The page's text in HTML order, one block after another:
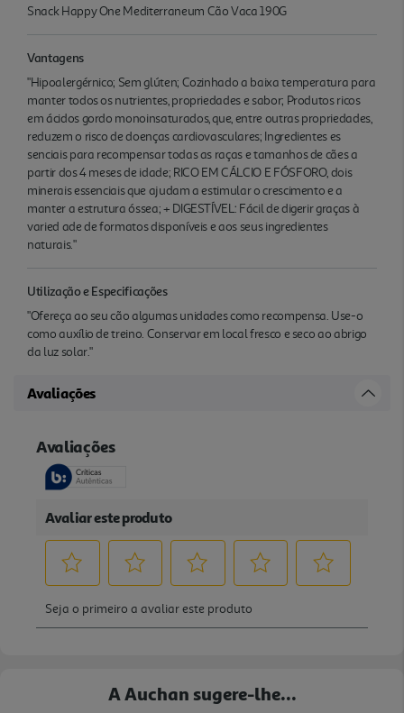
Snack Happy One Mediterraneum Cão Vaca 190G
Vantagens
"Hipoalergérnico; Sem glúten; Cozinhado a baixa temperatura para
manter todos os nutrientes, propriedades e sabor; Produtos ricos
em ácidos gordo monoinsaturados, que, entre outras propriedades,
reduzem o risco de doenças cardiovasculares; Ingredientes es
senciais para recompensar todas as raças e tamanhos de cães a
partir dos 4 meses de idade; RICO EM CÁLCIO E FÓSFORO, dois
minerais essenciais que ajudam a estimular o crescimento e a
manter a estrutura óssea; + DIGESTÍVEL: Fácil de digerir graças à
varied ade de formatos disponíveis e aos seus ingredientes
naturais."
Utilização e Especificações
"Ofereça ao seu cão algumas unidades como recompensa. Use-o
como auxílio de treino. Conservar em local fresco e seco ao abrigo
da luz solar."
Avaliações
A Auchan sugere-lhe...